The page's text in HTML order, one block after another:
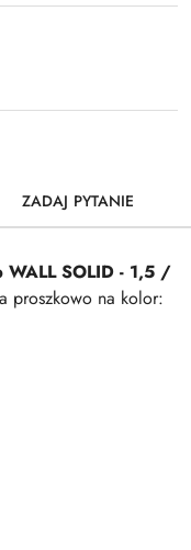
ZADAJ PYTANIE
WALL SOLID - 1,5 /
proszkowo na kolor: